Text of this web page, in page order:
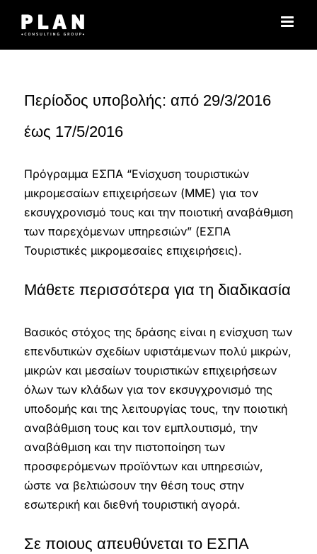
περιεχόμενο
Περίοδος υποβολής: από 29/3/2016
έως 17/5/2016
Πρόγραμμα ΕΣΠΑ “Ενίσχυση τουριστικών
μικρομεσαίων επιχειρήσεων (ΜΜΕ) για τον
εκσυγχρονισμό τους και την ποιοτική αναβάθμιση
των παρεχόμενων υπηρεσιών” (ΕΣΠΑ
Τουριστικές μικρομεσαίες επιχειρήσεις).
Μάθετε περισσότερα για τη διαδικασία
Βασικός στόχος της δράσης είναι η ενίσχυση των
επενδυτικών σχεδίων υφιστάμενων πολύ μικρών,
μικρών και μεσαίων τουριστικών επιχειρήσεων
όλων των κλάδων για τον εκσυγχρονισμό της
υποδομής και της λειτουργίας τους, την ποιοτική
αναβάθμιση τους και τον εμπλουτισμό, την
αναβάθμιση και την πιστοποίηση των
προσφερόμενων προϊόντων και υπηρεσιών,
ώστε να βελτιώσουν την θέση τους στην
εσωτερική και διεθνή τουριστική αγορά.
Σε ποιους απευθύνεται το ΕΣΠΑ